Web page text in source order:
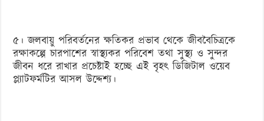
৫। জলবায়ু পরিবর্তনের ক্ষতিকর প্রভাব থেকে জীববৈচিত্রকে
রক্ষাকল্পে চারপাশের স্বাস্থ্যকর পরিবেশ তথা সুস্থ্য ও সুন্দর
জীবন ধরে রাখার প্রচেষ্টাই হচ্ছে এই বৃহৎ ডিজিটাল ওয়েব
প্ল্যাটফর্মটির আসল উদ্দেশ্য।